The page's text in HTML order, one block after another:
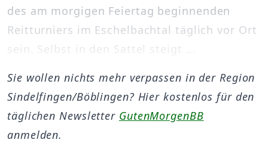
des am morgigen Feiertag beginnenden
Reitturniers im Eschelbachtal täglich vor Ort
sein. Selbst in den Sattel steigt ...
Sie wollen nichts mehr verpassen in der Region
Sindelfingen/Böblingen? Hier kostenlos für den
täglichen Newsletter GutenMorgenBB
anmelden.